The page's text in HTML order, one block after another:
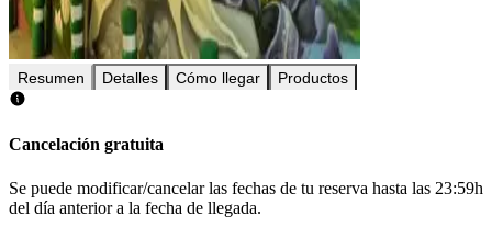
Resumen Detalles Cómo llegar Productos
Cancelación gratuita
Se puede modificar/cancelar las fechas de tu reserva hasta las 23:59h
del día anterior a la fecha de llegada.